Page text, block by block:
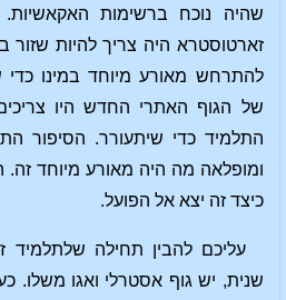
שהיה נוכח ברשימות האקאשיות.
זארטוסטרא היה צריך להיות שזור
להתרחש מאורע מיוחד במינו
של הגוף האתרי החדש היו
התלמיד כדי שיתעורר. הסיפור
ומופלאה מה היה מאורע מיוחד
כיצד זה יצא אל הפועל.
עליכם להבין תחילה שלתלמיד
שנית, יש גוף אסטרלי ואגו משלו.